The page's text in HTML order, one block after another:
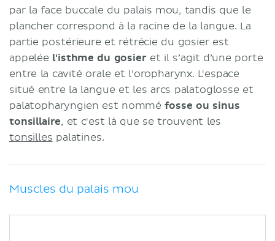
par la face buccale du palais mou, tandis que le
plancher correspond à la racine de la langue. La
partie postérieure et rétrécie du gosier est
appelée l'isthme du gosieret il s’agit d’une porte
entre la cavité orale et l'oropharynx. L'espace
situé entre la langue et les arcs palatoglosse et
palatopharyngien est nomméfosse ou sinus
tonsillaire, et c'est là que se trouvent les
tonsilles palatines.
Muscles du palais mou